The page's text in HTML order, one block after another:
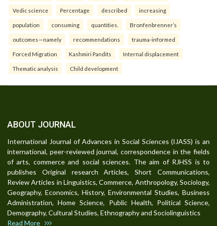
Vedic science Percentage described increasing
population consuming quantities. Bronfenbrenner’s
outcomes—namely recommendations trauma-informed
Forced Migration Kashmiri Pandits Internal displacement
Thematic analysis Child development
ABOUT JOURNAL
International Journal of Advances in Social Sciences (IJASS) is an
international, peer-reviewed journal, correspondence in the fields
of arts, commerce and social sciences. The aim of RJHSS is to
publishes Original research Articles, Short Communications,
Review Articles in Linguistics, Commerce, Anthropology, Sociology,
Geography, Economics, History, Environmental Studies, Business
Administration, Home Science, Public Health, Political Science,
Demography, Cultural Studies, Ethnography and Sociolinguistics
Read More